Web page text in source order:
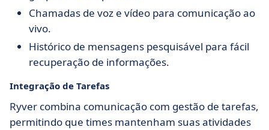
Chamadas de voz e vídeo para comunicação ao
vivo.
Histórico de mensagens pesquisável para fácil
recuperação de informações.
Integração de Tarefas
Ryver combina comunicação com gestão de tarefas,
permitindo que times mantenham suas atividades